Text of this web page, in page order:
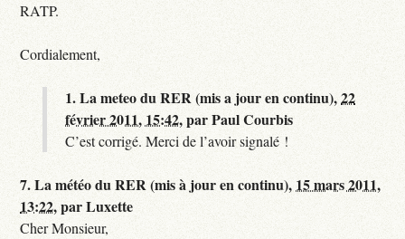
RATP.
Cordialement,
1.La meteo du RER (mis a jour en continu),22
février 2011, 15:42,parPaul Courbis
C’est corrigé. Merci de l’avoir signalé !
7.La météo du RER (mis à jour en continu), 15 mars 2011,
13:22,parLuxette
Cher Monsieur,